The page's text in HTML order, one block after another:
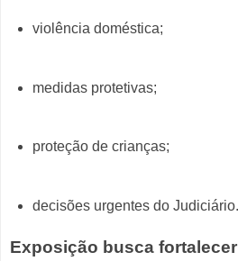
violência doméstica;
medidas protetivas;
proteção de crianças;
decisões urgentes do Judiciário.
Exposição busca fortalecer